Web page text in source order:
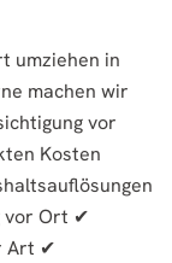
umziehen in
machen wir
vor
Kosten
vor Ort ✔
Art ✔